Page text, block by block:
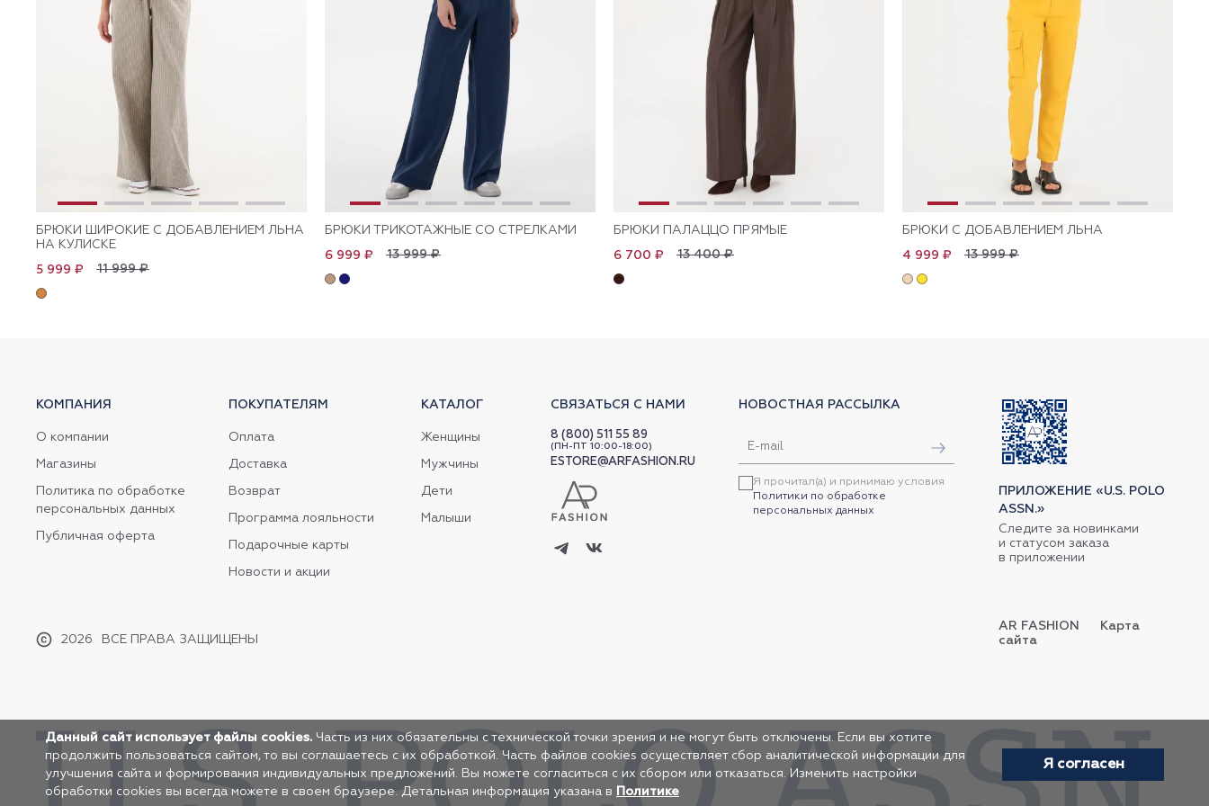
БРЮКИ ШИРОКИЕ С ДОБАВЛЕНИЕМ ЛЬНА
НА КУЛИСКЕ
11 999 ₽
5 999 ₽
БРЮКИ ТРИКОТАЖНЫЕ СО СТРЕЛКАМИ
13 999 ₽
6 999 ₽
БРЮКИ ПАЛАЦЦО ПРЯМЫЕ
13 400 ₽
6 700 ₽
БРЮКИ С ДОБАВЛЕНИЕМ ЛЬНА
13 999 ₽
4 999 ₽
КОМПАНИЯ
О компании
Магазины
Политика по обработке
персональных данных
Публичная оферта
2026 ВСЕ ПРАВА ЗАЩИЩЕНЫ
ПОКУПАТЕЛЯМ
Оплата
Доставка
Возврат
Программа лояльности
Подарочные карты
Новости и акции
КАТАЛОГ
Женщины
Мужчины
Дети
Малыши
СВЯЗАТЬСЯ С НАМИ
8 (800) 511 55 89
(ПН-ПТ 10:00-18:00)
ESTORE@ARFASHION.RU
НОВОСТНАЯ РАССЫЛКА
Я прочитал(а) и принимаю условия
Политики по обработке
персональных данных
ПРИЛОЖЕНИЕ «U.S. POLO
ASSN.»
Следите за новинками
и статусом заказа
в приложении
AR FASHION
Карта
сайта
Данный сайт использует файлы cookies. Часть из них обязательны с технической точки зрения и не могут быть отключены. Если вы хотите
продолжить пользоваться сайтом, то вы соглашаетесь с их обработкой. Часть файлов cookies осуществляет сбор аналитической информации для
улучшения сайта и формирования индивидуальных предложений. Вы можете согласиться с их сбором или отказаться. Изменить настройки
обработки cookies вы всегда можете в своем браузере. Детальная информация указана в Политике
Я согласен